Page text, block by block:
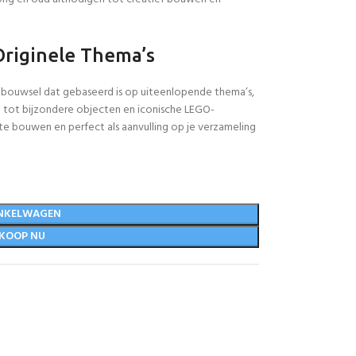
Thema’s
dat gebaseerd is op uiteenlopende thema’s,
bijzondere objecten en iconische LEGO-
bouwen en perfect als aanvulling op je verzameling
NU